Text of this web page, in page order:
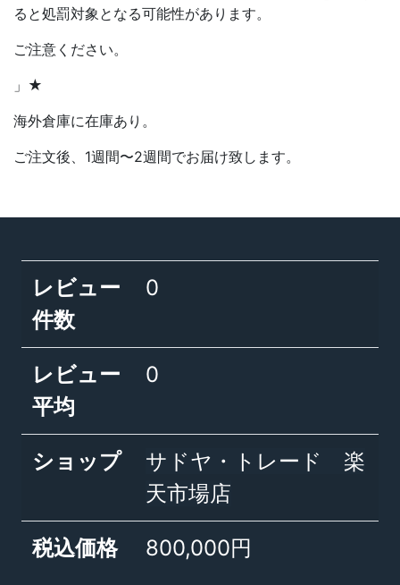
ると処罰対象となる可能性があります。
ご注意ください。
」★
海外倉庫に在庫あり。
ご注文後、1週間〜2週間でお届け致します。
レビュー
件数
0
レビュー
平均
0
ショップ
サドヤ・トレード 楽
天市場店
税込価格 800,000円